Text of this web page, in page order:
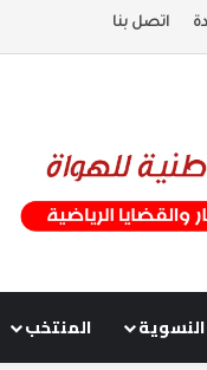
اتصل بنا
المنتخب